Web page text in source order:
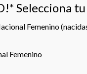
Selecciona
Femenino
Femenino